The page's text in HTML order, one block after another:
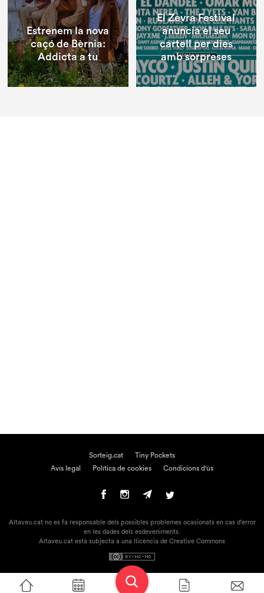
Estrenem la nova
caçó de Bèrnia:
Addicta a tu
El Zevra Festival
anuncia el seu
cartell per dies
amb sorpreses
Sorteig.cat
Tiny Pockets
Avís legal
Política de cookies Condicions d'ús
Altaveu.cat no es fa responsable dels possibles problemes ocasionats en cas d'error
en les dades dels esdeveniments.
Altaveu.cat està subjecta a una llicència de Creative Commons